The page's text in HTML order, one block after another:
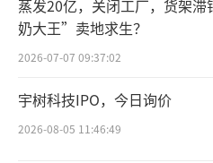
酪蛋白、酪蛋白磷酸肽
小分子化，解决了中老
在攻克技术难题的
业落地，于2012年建
蒸发20亿，关闭工厂，货架
奶大王”卖地求生？
2026-07-07 09:37:02
宇树科技IPO，今日询价
2026-08-05 11:46:49